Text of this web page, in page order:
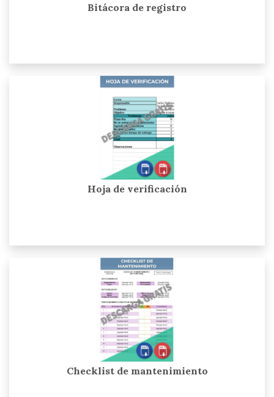
Bitácora de registro
Hoja de verificación
Checklist de mantenimiento